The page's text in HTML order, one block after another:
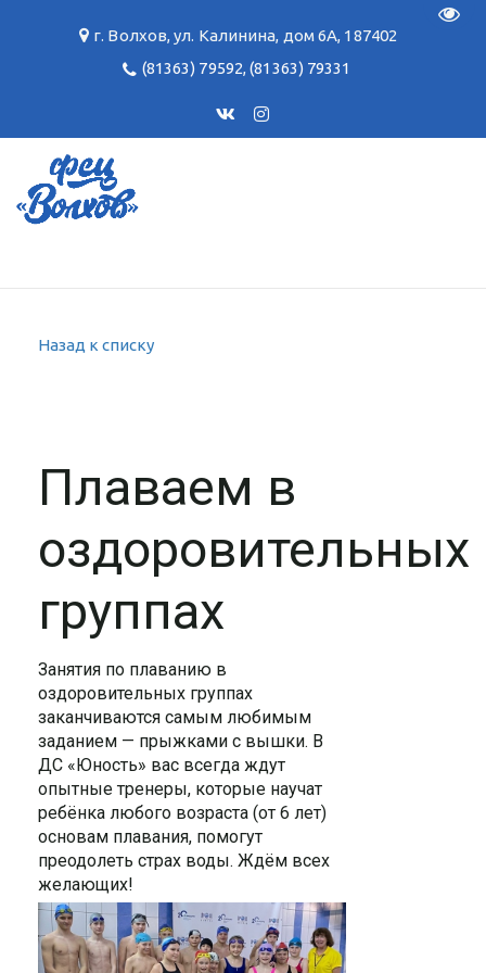
г. Волхов,ул. Калинина, дом 6А, 187402
(81363) 79592,(81363) 79331
Назад к списку
Плаваем в
оздоровительных
группах
Занятия по плаванию в
оздоровительных группах
заканчиваются самым любимым
заданием — прыжками с вышки. В
ДС «Юность» вас всегда ждут
опытные тренеры, которые научат
ребёнка любого возраста (от 6 лет)
основам плавания, помогут
преодолеть страх воды. Ждём всех
желающих!